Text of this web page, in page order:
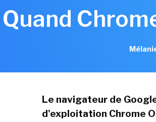
Quand
Le navigateur de
d'exploitation Chrome